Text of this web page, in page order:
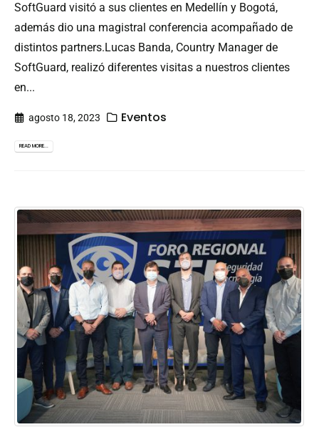
SoftGuard visitó a sus clientes en Medellín y Bogotá,
además dio una magistral conferencia acompañado de
distintos partners.Lucas Banda, Country Manager de
SoftGuard, realizó diferentes visitas a nuestros clientes
en...
agosto 18, 2023 Eventos
READ MORE...